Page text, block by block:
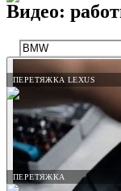
ПЕРЕТЯЖКА LEXUS
ПЕРЕТЯЖКА
Видео: